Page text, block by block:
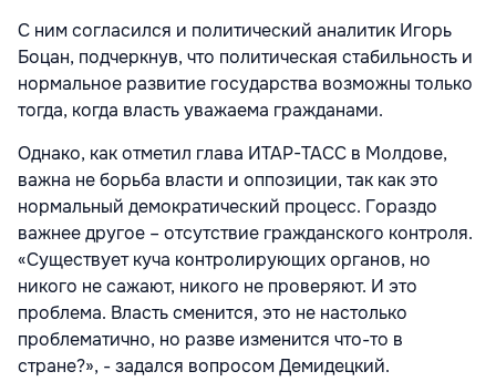
С ним согласился и политический аналитик Игорь
Боцан, подчеркнув, что политическая стабильность и
нормальное развитие государства возможны только
тогда, когда власть уважаема гражданами.
Однако, как отметил глава ИТАР-ТАСС в Молдове,
важна не борьба власти и оппозиции, так как это
нормальный демократический процесс. Гораздо
важнее другое – отсутствие гражданского контроля.
«Существует куча контролирующих органов, но
никого не сажают, никого не проверяют. И это
проблема. Власть сменится, это не настолько
проблематично, но разве изменится что-то в
стране?», - задался вопросом Демидецкий.